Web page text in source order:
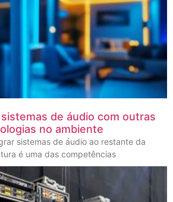
de áudio com outras
no ambiente
sistemas de áudio ao restante da
é uma das competências